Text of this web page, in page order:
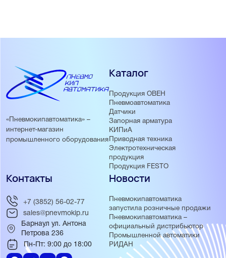
«Пневмокипавтоматика» –
интернет-магазин
промышленного оборудования
Каталог
Продукция ОВЕН
Пневмоавтоматика
Датчики
Запорная арматура
КИПиА
Приводная техника
Электротехническая
продукция
Продукция FESTO
Новости
Пневмокипавтоматика
запустила розничные продажи
Пневмокипавтоматика –
официальный дистрибьютор
Промышленной автоматики
РИДАН
Контакты
+7 (3852) 56-02-77
sales@pnevmokip.ru
Барнаул ул. Антона
Петрова 236
Пн-Пт: 9:00 до 18:00